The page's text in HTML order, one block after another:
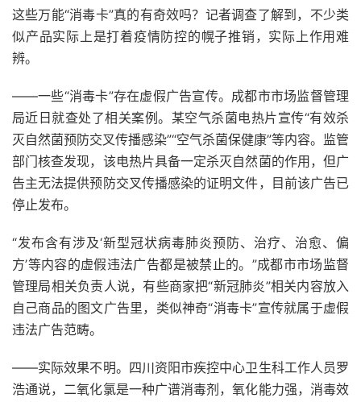
这些万能“消毒卡”真的有奇效吗？记者调查了解到，不少类
似产品实际上是打着疫情防控的幌子推销，实际上作用难
辨。
——一些“消毒卡”存在虚假广告宣传。成都市市场监督管理
局近日就查处了相关案例。某空气杀菌电热片宣传“有效杀
灭自然菌预防交叉传播感染”“空气杀菌保健康”等内容。监管
部门核查发现，该电热片具备一定杀灭自然菌的作用，但广
告主无法提供预防交叉传播感染的证明文件，目前该广告已
停止发布。
“发布含有涉及‘新型冠状病毒肺炎预防、治疗、治愈、偏
方’等内容的虚假违法广告都是被禁止的。”成都市市场监督
管理局相关负责人说，有些商家把“新冠肺炎”相关内容放入
自己商品的图文广告里，类似神奇“消毒卡”宣传就属于虚假
违法广告范畴。
——实际效果不明。四川资阳市疾控中心卫生科工作人员罗
浩通说，二氧化氯是一种广谱消毒剂，氧化能力强，消毒效